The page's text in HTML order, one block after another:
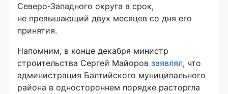
Северо-Западного округа в срок,
не превышающий двух месяцев со дня его
принятия.
Напомним, в конце декабря министр
строительства Сергей Майоров заявлял, что
администрация Балтийского муниципального
района в одностороннем порядке расторгла